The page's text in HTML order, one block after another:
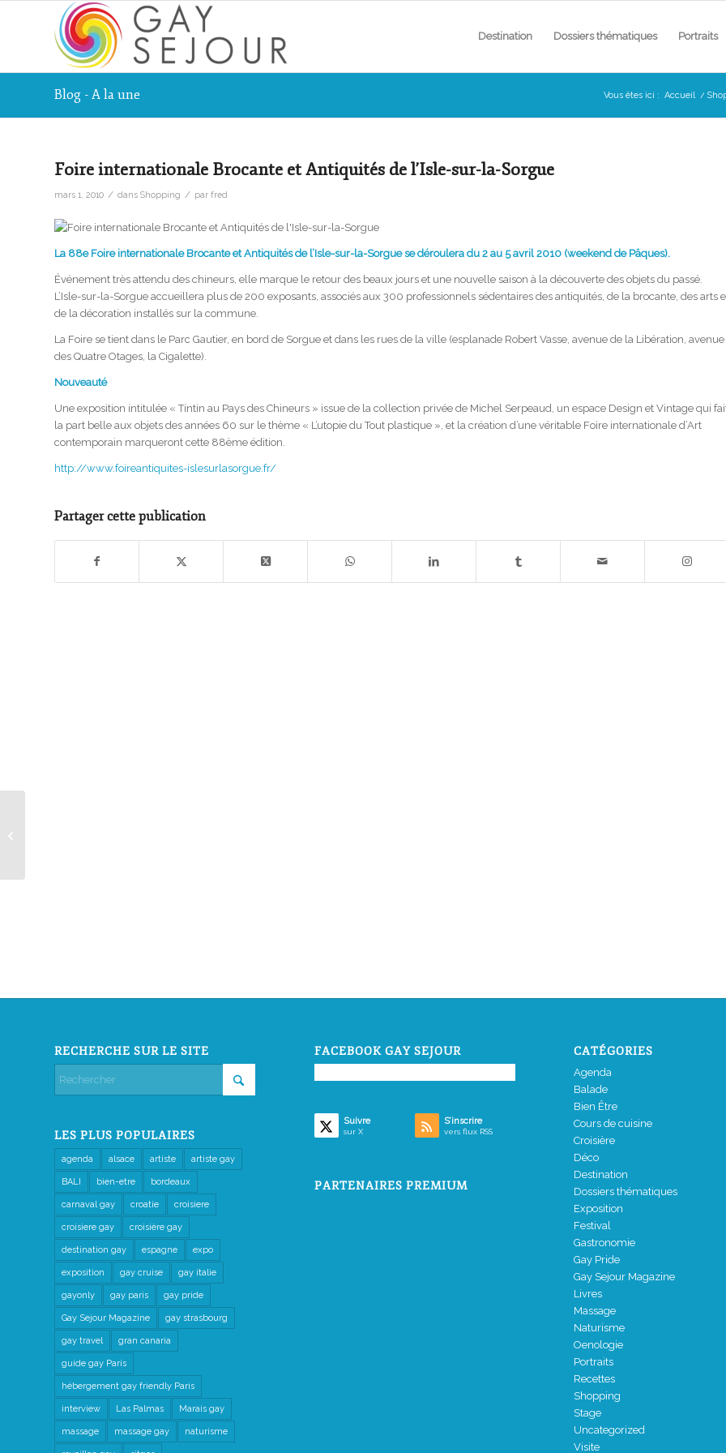
Destination Dossiers thématiques Portraits
Blog - A la une Vous êtes ici : Accueil /
Foire internationale Brocante et Antiquités de l’Isle-sur-la-Sorgue
mars 1, 2010 / dans Shopping / par fred
La 88e Foire internationale Brocante et Antiquités de l’Isle-sur-la-Sorgue se déroulera du 2 au 5 avril 2010 (weekend de Pâques).
Événement très attendu des chineurs, elle marque le retour des beaux jours et une nouvelle saison à la découverte des objets du passé.
L’Isle-sur-la-Sorgue accueillera plus de 200 exposants, associés aux 300 professionnels sédentaires des antiquités, de la brocante, des arts
de la décoration installés sur la commune.
La Foire se tient dans le Parc Gautier, en bord de Sorgue et dans les rues de la ville (esplanade Robert Vasse, avenue de la Libération, avenue
des Quatre Otages, la Cigalette).
Nouveauté
Une exposition intitulée « Tintin au Pays des Chineurs » issue de la collection privée de Michel Serpeaud, un espace Design et Vintage qui
la part belle aux objets des années 60 sur le thème « L’utopie du Tout plastique », et la création d’une véritable Foire internationale d’Art
contemporain marqueront cette 88ème édition.
http://www.foireantiquites-islesurlasorgue.fr/
Partager cette publication
RECHERCHE SUR LE SITE
LES PLUS POPULAIRES
agenda alsace artiste artiste gay
BALI bien-etre bordeaux
carnaval gay croatie croisiere
croisiere gay croisière gay
destination gay espagne expo
exposition gay cruise gay italie
gayonly gay paris gay pride
Gay Sejour Magazine gay strasbourg
gay travel gran canaria
guide gay Paris
hébergement gay friendly Paris
interview Las Palmas Marais gay
massage massage gay naturisme
FACEBOOK GAY SEJOUR
Suivre
sur X
S’inscrire
vers flux RSS
PARTENAIRES PREMIUM
CATÉGORIES
Agenda
Balade
Bien Être
Cours de cuisine
Croisière
Déco
Destination
Dossiers thématiques
Exposition
Festival
Gastronomie
Gay Pride
Gay Sejour Magazine
Livres
Massage
Naturisme
Oenologie
Portraits
Recettes
Shopping
Stage
Uncategorized
Visite